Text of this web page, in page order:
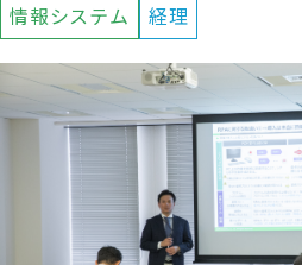
情報システム 経理